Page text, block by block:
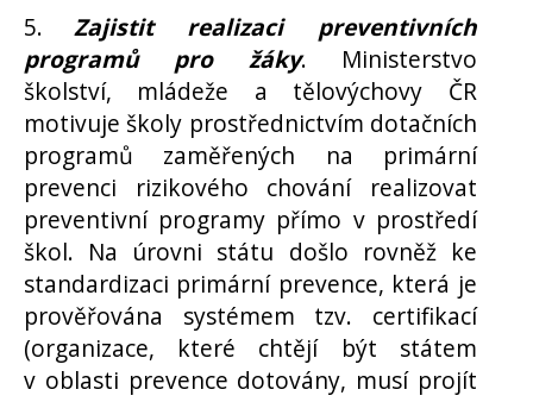
5.
Zajistit realizaci preventivních
programů pro žáky. Ministerstvo
školství, mládeže a tělovýchovy ČR
motivuje školy prostřednictvím dotačních
programů zaměřených na primární
prevenci rizikového chování realizovat
preventivní programy přímo v prostředí
škol. Na úrovni státu došlo rovněž ke
standardizaci primární prevence, která je
prověřována systémem tzv. certifikací
(organizace, které chtějí být státem
v oblasti prevence dotovány, musí projít